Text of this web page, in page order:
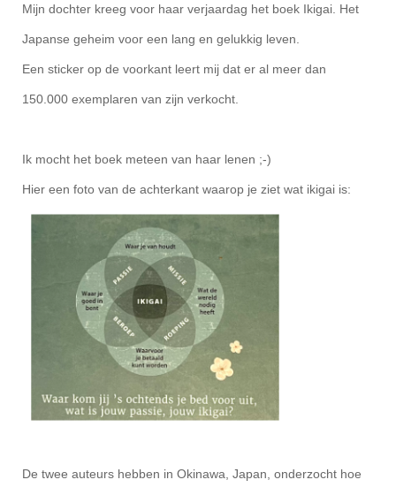
Mijn dochter kreeg voor haar verjaardag het boek Ikigai. Het
Japanse geheim voor een lang en gelukkig leven.
Een sticker op de voorkant leert mij dat er al meer dan
150.000 exemplaren van zijn verkocht.
Ik mocht het boek meteen van haar lenen ;-)
Hier een foto van de achterkant waarop je ziet wat ikigai is:
De twee auteurs hebben in Okinawa, Japan, onderzocht hoe